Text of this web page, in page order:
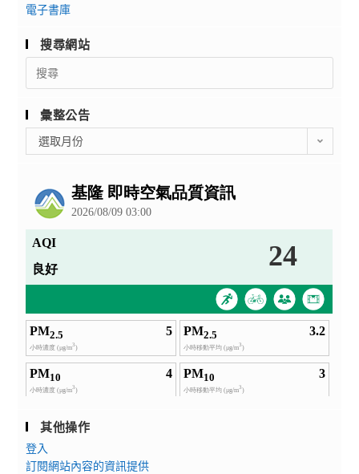
電子書庫
搜尋網站
Search
for:
彙整公告
整
選取月份
其他操作
登入
訂閱網站內容的資訊提供